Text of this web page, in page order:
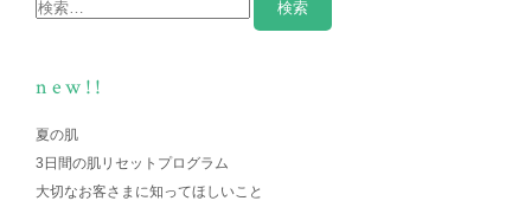
new!!
夏の肌
3日間の肌リセットプログラム
大切なお客さまに知ってほしいこと